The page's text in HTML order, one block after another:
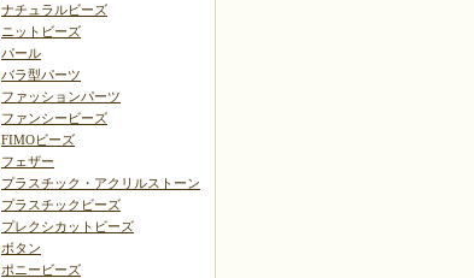
ナチュラルビーズ
ニットビーズ
パール
バラ型パーツ
ファッションパーツ
ファンシービーズ
FIMOビーズ
フェザー
プラスチック・アクリルストーン
プラスチックビーズ
プレクシカットビーズ
ボタン
ポニービーズ